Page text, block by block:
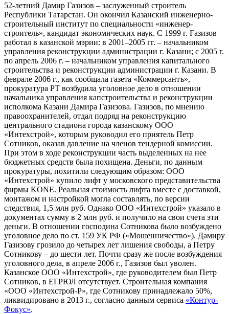
52-летний Дамир Газизов – заслуженный строитель
Республики Татарстан. Он окончил Казанский инженерно-
строительный институт по специальности «инженер-
строитель», кандидат экономических наук. С 1999 г. Газизов
работал в казанской мэрии: в 2001–2005 гг. – начальником
управления реконструкции администрации г. Казани; с 2005 г.
по апрель 2006 г. – начальником управления капитального
строительства и реконструкции администрации г. Казани. В
феврале 2006 г., как сообщала газета «Коммерсантъ»,
прокуратура РТ возбудила уголовное дело в отношении
начальника управления капстроительства и реконструкции
исполкома Казани Дамира Газизова. Газизов, по мнению
правоохранителей, отдал подряд на реконструкцию
центрального стадиона города казанскому ООО
«Интехстрой», которым руководил его приятель Петр
Сотников, оказав давление на членов тендерной комиссии.
При этом в ходе реконструкции часть выделенных на нее
бюджетных средств была похищена. Деньги, по данным
прокуратуры, похитили следующим образом: ООО
«Интехстрой» купило лифт у московского представительства
фирмы KONE. Реальная стоимость лифта вместе с доставкой,
монтажом и настройкой могла составлять, по версии
следствия, 1,5 млн руб. Однако ООО «Интехстрой» указало в
документах сумму в 2 млн руб. и получило на свои счета эти
деньги. В отношении господина Сотникова было возбуждено
уголовное дело по ст. 159 УК РФ («Мошенничество»). Дамиру
Газизову грозило до четырех лет лишения свободы, а Петру
Сотникову – до шести лет. Почти сразу же после возбуждения
уголовного дела, в апреле 2006 г., Газизов был уволен.
Казанское ООО «Интехстрой», где руководителем был Петр
Сотников, в ЕГРЮЛ отсутствует. Строительная компания
«ООО «Интехстрой-Р», где Сотникову принадлежало 50%,
ликвидировано в 2013 г., согласно данным сервиса «Контур-
Фокус».